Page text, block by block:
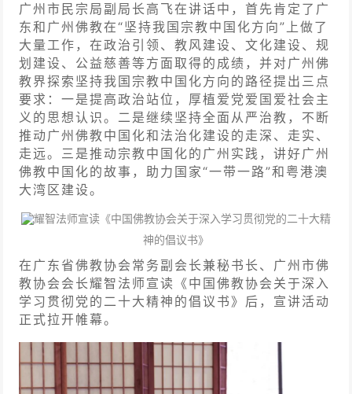
广州市民宗局副局长高飞在讲话中，首先肯定了广
东和广州佛教在“坚持我国 宗教中国化方向”上做了
大量工作，在政治引领、教风建设、文化建设、规
划建设、公益慈善等方面取得的成绩，并对广州佛
教界探索坚持我国宗教中国化方向的路径提出三点
要求：一是提高政治站位，厚植爱党爱国爱社会主
义的思想认识。 二是继续坚持全面从严治教， 不断
推动广州佛教中国化和法治化建设的走深、走实、
走远。 三是推动宗教中国化的广州实践，讲好广州
佛教中国化的故事，助力国家“一带一路”和粤港澳
大湾区建设。
耀智法师宣读《中国佛教协会关于深入学习贯彻党的二十大精
神的倡议书》
在广东省佛教协会常务副会长兼秘书长、广州市佛
教协会会长耀智法师宣读《中国佛教协会关于深入
学习贯彻党的二十大精神的倡议书》后，宣讲活动
正式拉开帷幕。